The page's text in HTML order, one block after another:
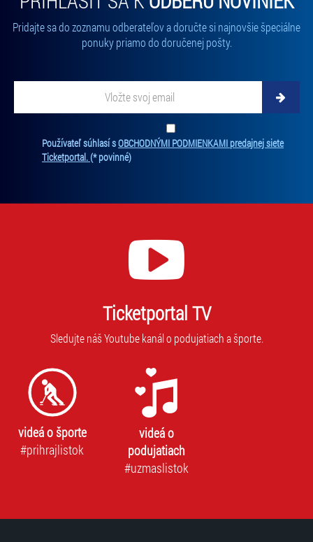
Pridajte sa do zoznamu odberateľov a doručte si najnovšie špeciálne
ponuky priamo do doručenej pošty.
Používateľ súhlasí sOBCHODNÝMI PODMIENKAMI predajnej siete
Ticketportal.(* povinné)
Ticketportal TV
Sledujte náš Youtube kanál o podujatiach a športe.
videá o športe
#prihrajlistok
videá o
podujatiach
#uzmaslistok